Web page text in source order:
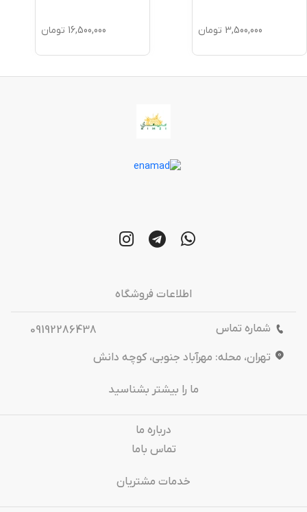
3,500,000 تومان 16,500,000 تومان
اطلاعات فروشگاه
شماره تماس
09192286438
تهران، محله: مهرآباد جنوبی، کوچه دانش
ما را بیشتر بشناسید
درباره‌ ما
تماس باما
خدمات مشتریان